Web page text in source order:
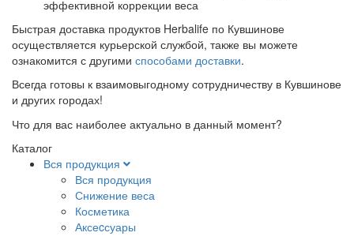
эффективной коррекции веса
Быстрая доставка продуктов Herbalife по Кувшинове
осуществляется курьерской службой, также вы можете
ознакомится с другими способами доставки.
Всегда готовы к взаимовыгодному сотрудничеству в Кувшинове
и других городах!
Что для вас наиболее актуально в данный момент?
Каталог
Вся продукция
Вся продукция
Снижение веса
Косметика
Аксеcсуары